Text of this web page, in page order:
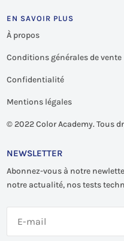
EN SAVOIR PLUS
À propos
Conditions générales de vente
Confidentialité
Mentions légales
© 2022 Color Academy. Tous
NEWSLETTER
Abonnez-vous à notre
notre actualité, nos tests